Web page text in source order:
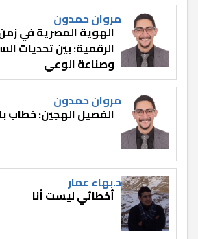
مروان حمدون
الهوية المصرية في
الرقمية: بين تحديات
وصناعة الوعي
مروان حمدون
الفصيل الهجين: خطاب
د.بهاء عمار
أخطائي ليست أنا